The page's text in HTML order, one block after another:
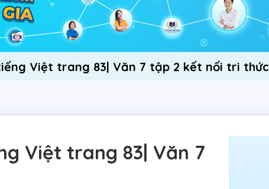
Việt trang 83| Văn 7 tập 2 kết nối tri thức
Việt trang 83| Văn 7